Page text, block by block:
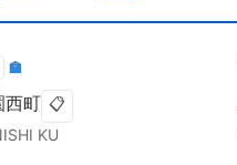
🏣
西町 📋
KU